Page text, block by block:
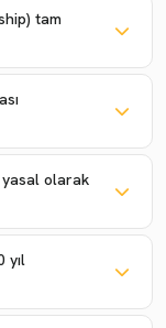
tam
yasal olarak
yıl